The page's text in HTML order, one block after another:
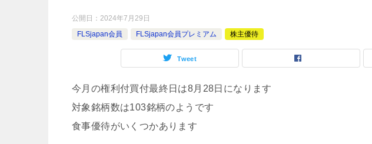
公開日： 2024年7月29日
FLSjapan会員
FLSjapan会員プレミアム 株主優待
Tweet
今月の権利付買付最終日は8月28日になります
対象銘柄数は103銘柄のようです
食事優待がいくつかあります